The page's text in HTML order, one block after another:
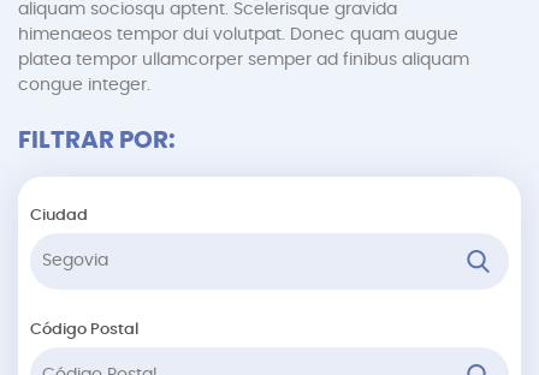
aliquam sociosqu aptent. Scelerisque gravida
himenaeos tempor dui volutpat. Donec quam augue
platea tempor ullamcorper semper ad finibus aliquam
congue integer.
FILTRAR POR:
Ciudad
Código Postal